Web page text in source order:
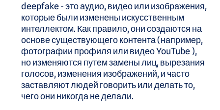
deepfake - это аудио, видео или изображения,
которые были изменены искусственным
интеллектом. Как правило, они создаются на
основе существующего контента (например,
фотографии профиля или видео YouTube ),
но изменяются путем замены лиц, вырезания
голосов, изменения изображений, и часто
заставляют людей говорить или делать то,
чего они никогда не делали.